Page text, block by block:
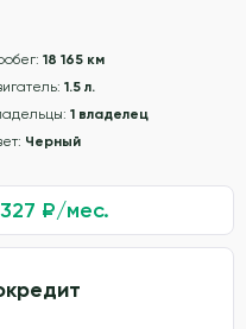
18 165 км
1.5 л.
1 владелец
Черный
₽/мес.